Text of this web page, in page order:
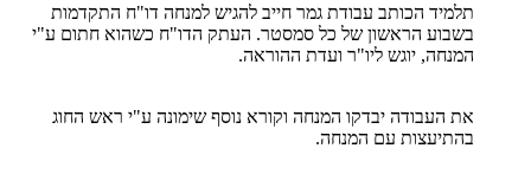
תלמיד הכותב עבודת גמר חייב להגיש למנחה דו"ח התקדמות
בשבוע הראשון של כל סמסטר. העתק הדו"ח כשהוא חתום ע"י
המנחה, יוגש ליו"ר ועדת ההוראה.
את העבודה יבדקו המנחה וקורא נוסף שימונה ע"י ראש החוג
בהתיעצות עם המנחה.